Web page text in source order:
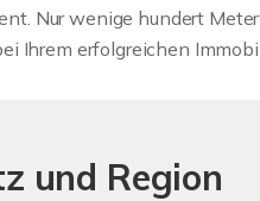
Nur wenige hundert
Ihrem erfolgreichen
und Region